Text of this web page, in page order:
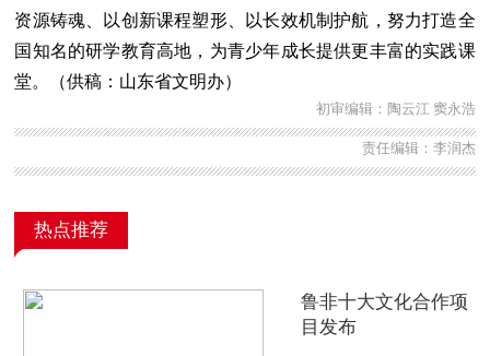
资源铸魂、以创新课程塑形、以长效机制护航，努力打造全
国知名的研学教育高地，为青少年成长提供更丰富的实践课
堂。（供稿：山东省文明办）
初审编辑：陶云江 窦永浩
责任编辑：李润杰
热点推荐
鲁非十大文化合作项
目发布